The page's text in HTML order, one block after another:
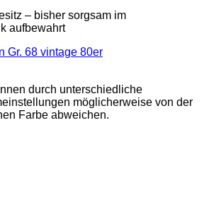
– bisher sorgsam im
aufbewahrt
Gr. 68 vintage 80er
durch unterschiedliche
möglicherweise von der
Farbe abweichen.